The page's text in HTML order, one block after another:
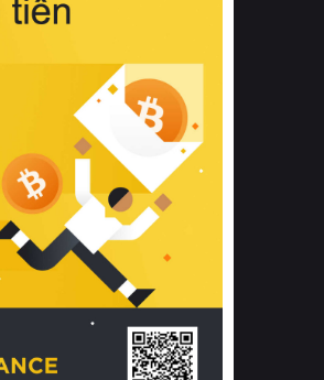
đạt chuẩn chất lượng quốc
ngăn ngừa tình trạng kích
và nấm mốc trong điều kiện
nóng ẩm. Bạn có thể tìm hiểu
nghiên cứu khoa học về tác
giấc ngủ và môi trường
ngủ đối với sức khỏe con
tại Sleep Foundation (External
có cái nhìn toàn diện hơn.
tiêu chí vàng khi lựa chọn
gối đệm cao cấp cho phòng
một bộ chăn ga gối đệm
hoàn hảo cả về thẩm mỹ lẫn
người tiêu dùng cần cân
lưỡng các tiêu chí quan trọng